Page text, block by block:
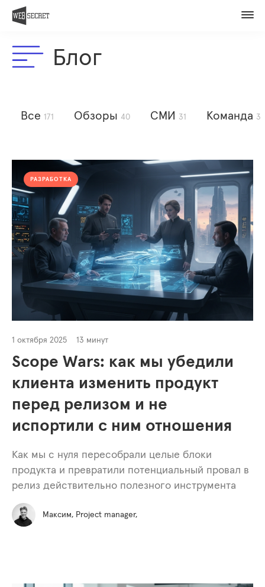
Оценить проект
Блог
Все 171 Обзоры 40 СМИ 31 Команда 3
РАЗРАБОТКА
1 октября 2025 13 минут
Scope Wars: как мы убедили
клиента изменить продукт
перед релизом и не
испортили с ним отношения
Как мы с нуля пересобрали целые блоки
продукта и превратили потенциальный провал в
релиз действительно полезного инструмента
Максим, Project manager,